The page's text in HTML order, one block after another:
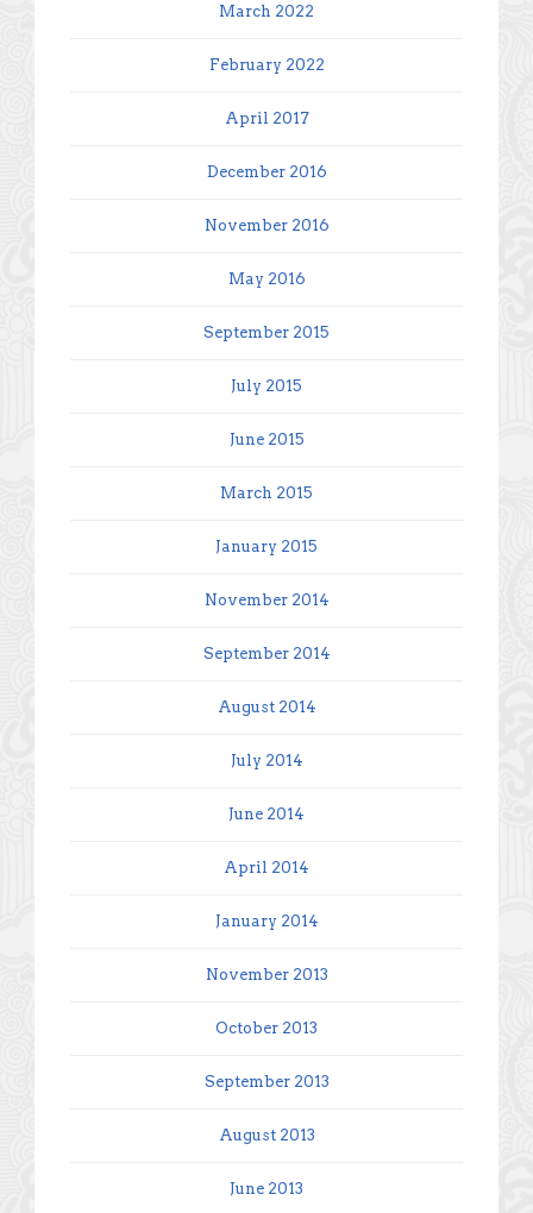
March 2022
February 2022
April 2017
December 2016
November 2016
May 2016
September 2015
July 2015
June 2015
March 2015
January 2015
November 2014
September 2014
August 2014
July 2014
June 2014
April 2014
January 2014
November 2013
October 2013
September 2013
August 2013
June 2013